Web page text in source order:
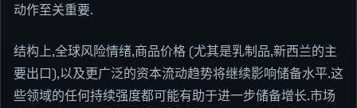
动作至关重要.
结构上,全球风险情绪,商品价格 (尤其是乳制品,新西兰的主
要出口),以及更广泛的资本流动趋势将继续影响储备水平.这
些领域的任何持续强度都可能有助于进一步储备增长.市场